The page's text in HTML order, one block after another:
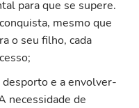
para que se supere.
mesmo que
o seu filho, cada
desporto e a envolver-
necessidade de